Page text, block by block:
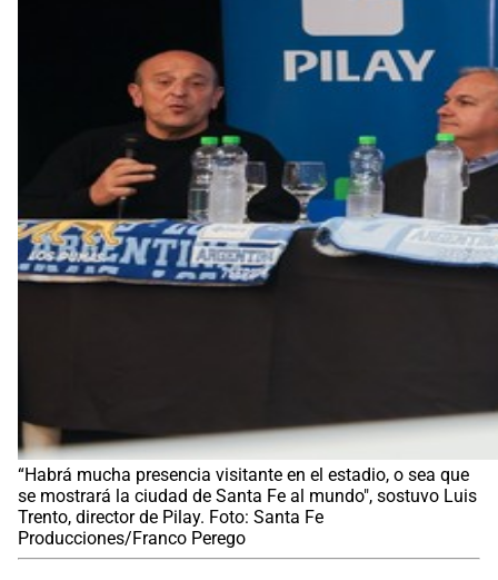
“Habrá mucha presencia visitante en el estadio, o sea que
se mostrará la ciudad de Santa Fe al mundo", sostuvo Luis
Trento, director de Pilay. Foto: Santa Fe
Producciones/Franco Perego